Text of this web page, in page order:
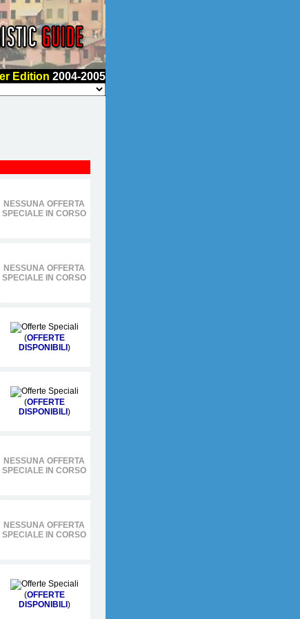
Edition 2004-2005
NESSUNA OFFERTA
SPECIALE IN CORSO
NESSUNA OFFERTA
SPECIALE IN CORSO
(OFFERTE
DISPONIBILI )
(OFFERTE
DISPONIBILI )
NESSUNA OFFERTA
SPECIALE IN CORSO
NESSUNA OFFERTA
SPECIALE IN CORSO
(OFFERTE
DISPONIBILI )